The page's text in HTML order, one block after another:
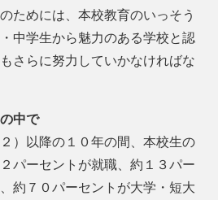
ためには、本校教育のいっそう
中学生から魅力のある学校と認
さらに努力していかなければな
中で
）以降の１０年の間、本校生の
パーセントが就職、約１３パー
約７０パーセントが大学・短大